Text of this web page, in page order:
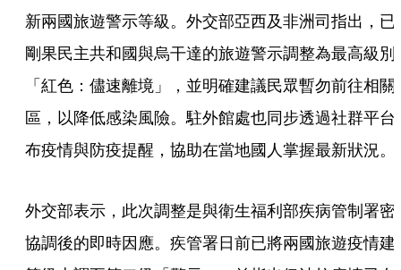
新兩國旅遊警示等級。外交部亞西及非洲司指出，已
剛果民主共和國與烏干達的旅遊警示調整為最高級別
「紅色：儘速離境」，並明確建議民眾暫勿前往相關
區，以降低感染風險。駐外館處也同步透過社群平台
布疫情與防疫提醒，協助在當地國人掌握最新狀況。
外交部表示，此次調整是與衛生福利部疾病管制署密
協調後的即時因應。疾管署日前已將兩國旅遊疫情建